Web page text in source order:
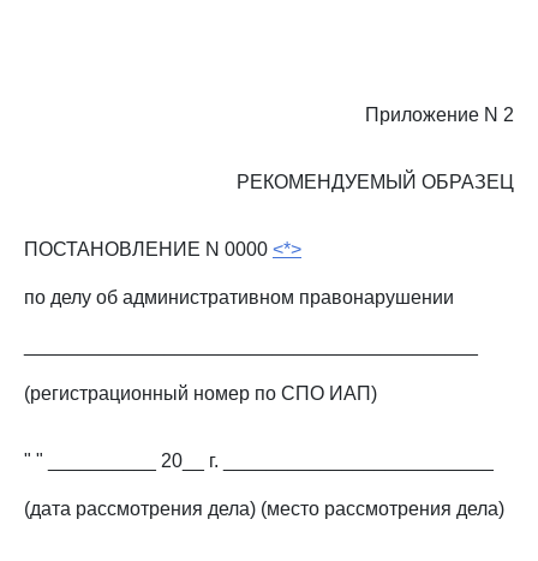
Приложение N 2
РЕКОМЕНДУЕМЫЙ ОБРАЗЕЦ
ПОСТАНОВЛЕНИЕ N 0000 <*>
по делу об административном правонарушении
(регистрационный номер по СПО ИАП)
" " __________ 20__ г. _________________________
(дата рассмотрения дела) (место рассмотрения дела)